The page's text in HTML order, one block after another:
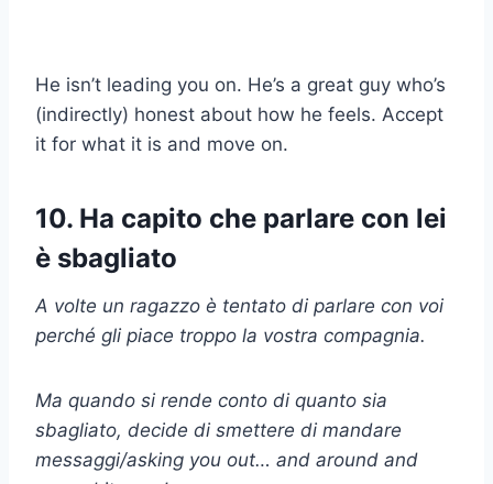
He isn’t leading you on. He’s a great guy who’s
(indirectly) honest about how he feels. Accept
it for what it is and move on.
10. Ha capito che parlare con lei
è sbagliato
A volte un ragazzo è tentato di parlare con voi
perché gli piace troppo la vostra compagnia.
Ma quando si rende conto di quanto sia
sbagliato, decide di smettere di mandare
messaggi/asking you out… and around and